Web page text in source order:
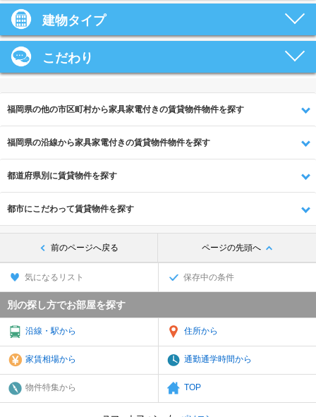
建物タイプ
こだわり
福岡県の他の市区町村から家具家電付きの賃貸物件物件を探す
福岡県の沿線から家具家電付きの賃貸物件物件を探す
都道府県別に賃貸物件を探す
都市にこだわって賃貸物件を探す
前のページへ戻る ページの先頭へ
気になるリスト 保存中の条件
別の探し方でお部屋を探す
沿線・駅から 住所から
家賃相場から 通勤通学時間から
物件特集から TOP